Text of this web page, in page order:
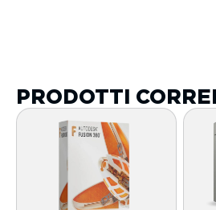
PRODOTTI